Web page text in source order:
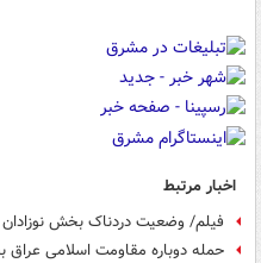
اخبار مرتبط
فیلم/ وضعیت دردناک بخش نوزادان
حمله دوباره مقاومت اسلامی عراق